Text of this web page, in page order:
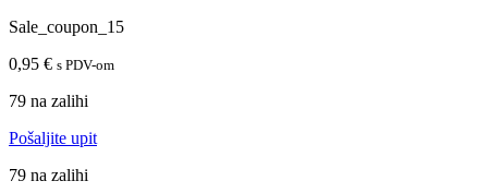
Sale_coupon_15
0,95 € s PDV-om
79 na zalihi
Pošaljite upit
79 na zalihi